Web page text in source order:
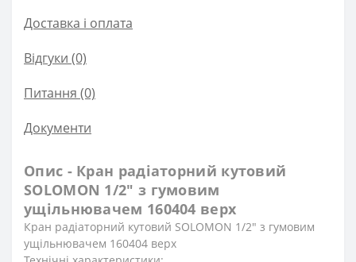
Доставка і оплата
Відгуки (0)
Питання (0)
Документи
Опис - Кран радіаторний кутовий
SOLOMON 1/2″ з гумовим
ущільнювачем 160404 верх
Кран радіаторний кутовий SOLOMON 1/2″ з гумовим
ущільнювачем 160404 верх